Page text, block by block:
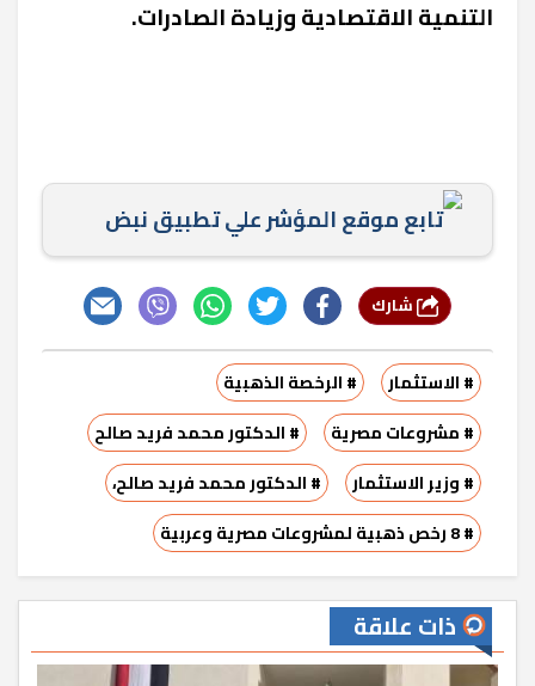
التنمية الاقتصادية وزيادة الصادرات.
تابع موقع المؤشر علي تطبيق نبض
# الاستثمار
# الرخصة الذهبية
# مشروعات مصرية
# الدكتور محمد فريد صالح
# وزير الاستثمار
# الدكتور محمد فريد صالح،
# 8 رخص ذهبية لمشروعات مصرية وعربية
ذات علاقة